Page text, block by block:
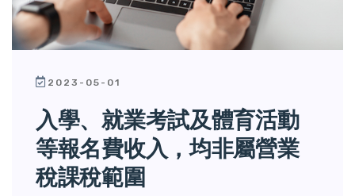
2023-05-01
入學、就業考試及體育活動
等報名費收入，均非屬營業
稅課稅範圍